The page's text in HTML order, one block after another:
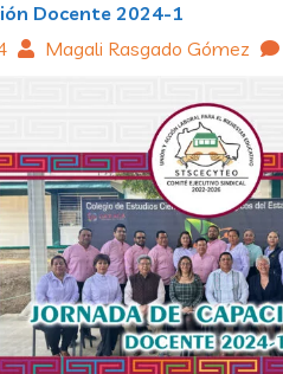
Docente 2024-1
Magali Rasgado Gómez